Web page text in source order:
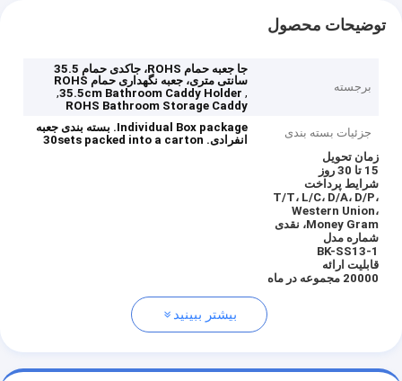
توضیحات محصول
برجسته
جا جعبه حمام ROHS، جاکدی حمام 35.5
سانتی متری، جعبه نگهداری حمام ROHS
,
35.5cm Bathroom Caddy Holder
,
ROHS Bathroom Storage Caddy
جزئیات بسته بندی
Individual Box package. بسته بندی جعبه
انفرادی. 30sets packed into a carton
زمان تحویل
15 تا 30 روز
شرایط پرداخت
T/T، L/C، D/A، D/P،
Western Union،
Money Gram، نقدی
شماره مدل
BK-SS13-1
قابلیت ارائه
20000 مجموعه در ماه
بیشتر ببینید